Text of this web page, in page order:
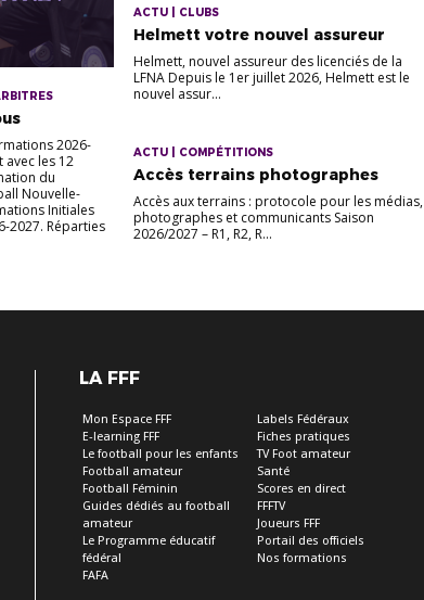
2026-
avec les 12
du
Nouvelle-
Initiales
2027. Réparties
ACTU | CLUBS
Helmett votre nouvel assureur
Helmett, nouvel assureur des licenciés de la
LFNA Depuis le 1er juillet 2026, Helmett est le
nouvel assur...
ACTU | COMPÉTITIONS
Accès terrains photographes
Accès aux terrains : protocole pour les médias,
photographes et communicants Saison
2026/2027 – R1, R2, R...
LA FFF
Mon Espace FFF
E-learning FFF
Le football pour les enfants
Football amateur
Football Féminin
Guides dédiés au football
amateur
Le Programme éducatif
fédéral
FAFA
Labels Fédéraux
Fiches pratiques
TV Foot amateur
Santé
Scores en direct
FFFTV
Joueurs FFF
Portail des officiels
Nos formations